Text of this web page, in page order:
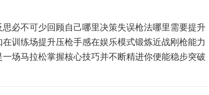
必不可少回顾自己哪里决策失误枪法哪里需要提升
训练场提升压枪手感在娱乐模式锻炼近战刚枪能力
场马拉松掌握核心技巧并不断精进你便能稳步突破